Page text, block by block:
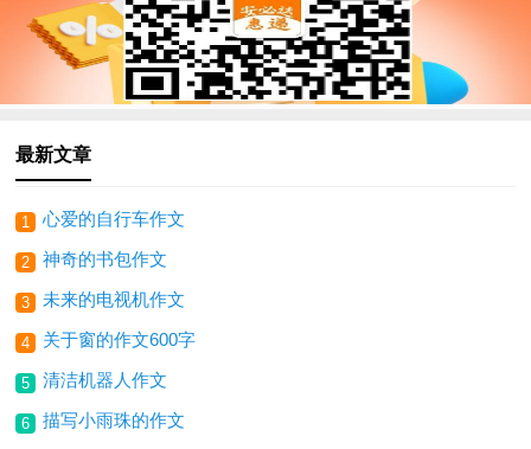
最新文章
1 心爱的自行车作文
2 神奇的书包作文
3 未来的电视机作文
4 关于窗的作文600字
5 清洁机器人作文
6 描写小雨珠的作文